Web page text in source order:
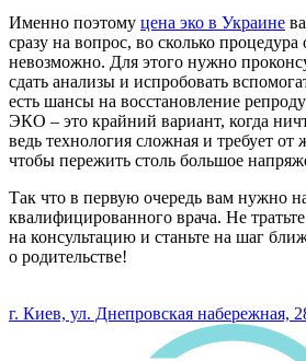
Именно поэтому цена эко в Украине
сразу на вопрос, во сколько процедура
невозможно. Для этого нужно
сдать анализы и испробовать
есть шансы на восстановление
ЭКО – это крайний вариант, когда
ведь технология сложная и требует
чтобы пережить столь большое
Так что в первую очередь вам нужно
квалифицированного врача. Не
на консультацию и станьте на шаг
о родительстве!
г. Киев, ул. Днепровская набережная,